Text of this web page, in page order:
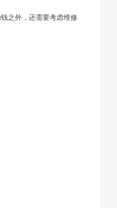
之外，还需要考虑维修